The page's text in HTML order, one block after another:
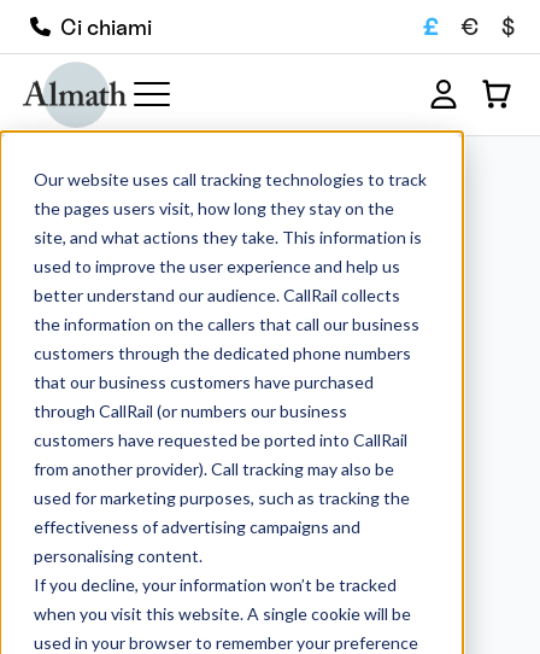
Our website uses call tracking technologies to track
the pages users visit, how long they stay on the
site, and what actions they take. This information is
used to improve the user experience and help us
better understand our audience. CallRail collects
the information on the callers that call our business
customers through the dedicated phone numbers
that our business customers have purchased
through CallRail (or numbers our business
customers have requested be ported into CallRail
from another provider). Call tracking may also be
used for marketing purposes, such as tracking the
effectiveness of advertising campaigns and
personalising content.
If you decline, your information won’t be tracked
when you visit this website. A single cookie will be
used in your browser to remember your preference
Ci chiami £ € $